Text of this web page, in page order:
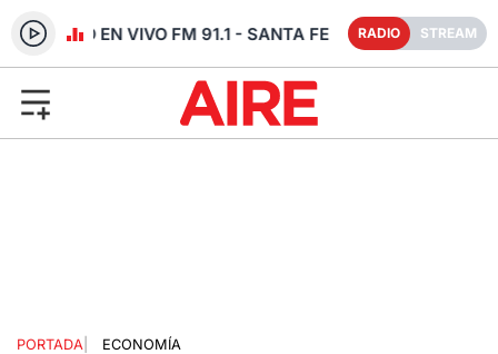
RADIO EN VIVO FM 91.1 - SANTA FE RADIO STREAM
PORTADA
ECONOMÍA